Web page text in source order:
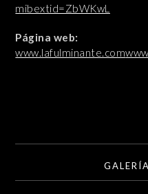
mibextid=ZbWKwL
Página web:
www.lafulminante.com